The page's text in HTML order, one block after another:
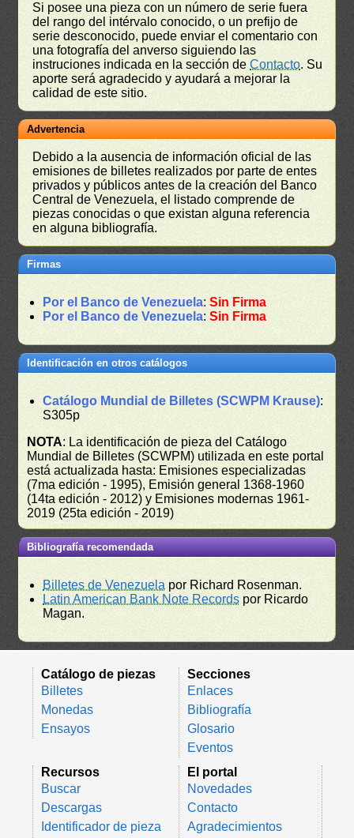
Si posee una pieza con un número de serie fuera
del rango del intérvalo conocido, o un prefijo de
serie desconocido, puede enviar el comentario con
una fotografía del anverso siguiendo las
instruciones indicada en la sección deContacto. Su
aporte será agradecido y ayudará a mejorar la
calidad de este sitio.
Advertencia
Debido a la ausencia de información oficial de las
emisiones de billetes realizados por parte de entes
privados y públicos antes de la creación del Banco
Central de Venezuela, el listado comprende de
piezas conocidas o que existan alguna referencia
en alguna bibliografía.
Firmas
Por el Banco de Venezuela:Sin Firma
Por el Banco de Venezuela:Sin Firma
Identificación en otros catálogos
Catálogo Mundial de Billetes (SCWPM Krause):
S305p
NOTA: La identificación de pieza del Catálogo
Mundial de Billetes (SCWPM) utilizada en este portal
está actualizada hasta: Emisiones especializadas
(7ma edición - 1995), Emisión general 1368-1960
(14ta edición - 2012) y Emisiones modernas 1961-
2019 (25ta edición - 2019)
Bibliografía recomendada
Billetes de Venezuela por Richard Rosenman.
Latin American Bank Note Records por Ricardo
Magan.
Catálogo de piezas
Billetes
Monedas
Ensayos
Secciones
Enlaces
Bibliografía
Glosario
Eventos
Recursos
Buscar
Descargas
Identificador de pieza
El portal
Novedades
Contacto
Agradecimientos